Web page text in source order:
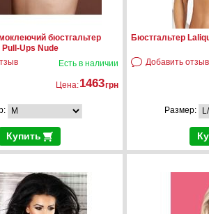
бюстгальтер
Ups Nude
Есть в наличии
Цена:1463грн
Купить
Бюстгальтер
Добавить отзыв
Размер: